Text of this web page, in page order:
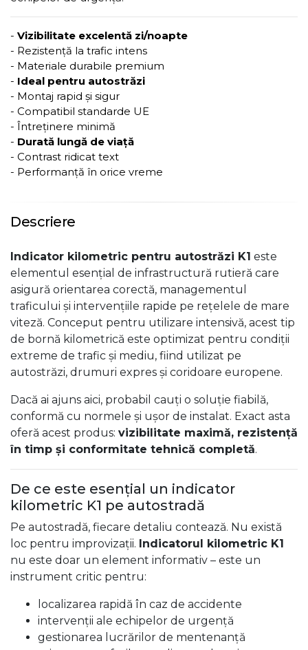
- Vizibilitate excelentă zi/noapte
- Rezistență la trafic intens
- Materiale durabile premium
- Ideal pentru autostrăzi
- Montaj rapid și sigur
- Compatibil standarde UE
- Întreținere minimă
- Durată lungă de viață
- Contrast ridicat text
- Performanță în orice vreme
Descriere
Indicator kilometric pentru autostrăzi K1 este
elementul esențial de infrastructură rutieră care
asigură orientarea corectă, managementul
traficului și intervențiile rapide pe rețelele de mare
viteză. Conceput pentru utilizare intensivă, acest tip
de bornă kilometrică este optimizat pentru condiții
extreme de trafic și mediu, fiind utilizat pe
autostrăzi, drumuri expres și coridoare europene.
Dacă ai ajuns aici, probabil cauți o soluție fiabilă,
conformă cu normele și ușor de instalat. Exact asta
oferă acest produs: vizibilitate maximă, rezistență
în timp și conformitate tehnică completă.
De ce este esențial un indicator
kilometric K1 pe autostradă
Pe autostradă, fiecare detaliu contează. Nu există
loc pentru improvizații. Indicatorul kilometric K1
nu este doar un element informativ – este un
instrument critic pentru:
localizarea rapidă în caz de accidente
intervenții ale echipelor de urgență
gestionarea lucrărilor de mentenanță